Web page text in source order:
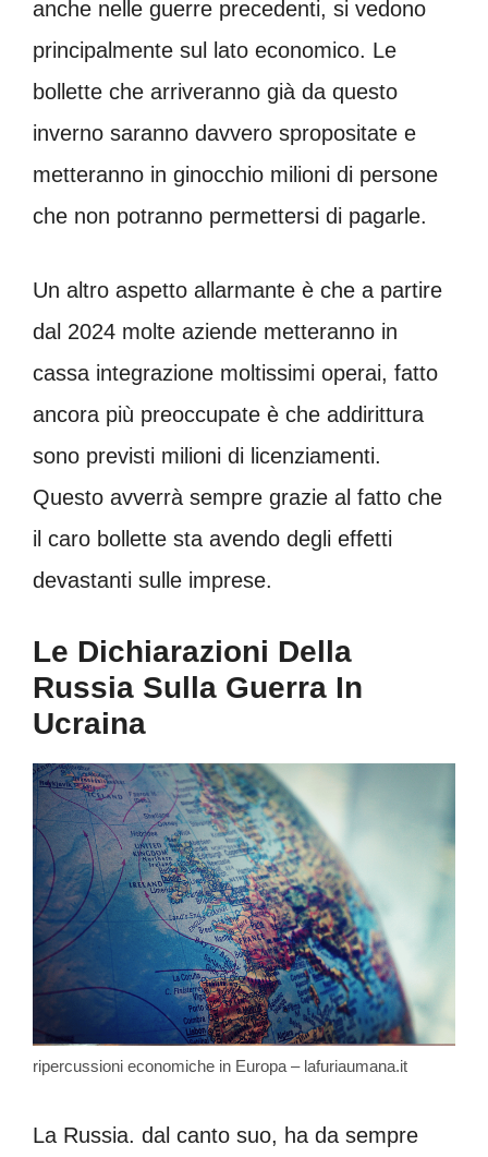
anche nelle guerre precedenti, si vedono
principalmente sul lato economico. Le
bollette che arriveranno già da questo
inverno saranno davvero spropositate e
metteranno in ginocchio milioni di persone
che non potranno permettersi di pagarle.
Un altro aspetto allarmante è che a partire
dal 2024 molte aziende metteranno in
cassa integrazione moltissimi operai, fatto
ancora più preoccupate è che addirittura
sono previsti milioni di licenziamenti.
Questo avverrà sempre grazie al fatto che
il caro bollette sta avendo degli effetti
devastanti sulle imprese.
Le Dichiarazioni Della
Russia Sulla Guerra In
Ucraina
ripercussioni economiche in Europa – lafuriaumana.it
La Russia. dal canto suo, ha da sempre